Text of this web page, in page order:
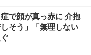
で顔が真っ赤に 介抱
そう」「無理しない